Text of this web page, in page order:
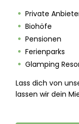
Private
Biohöfe
Pensionen
Ferienparks
Glamping
Lass dich von
lassen wir dein